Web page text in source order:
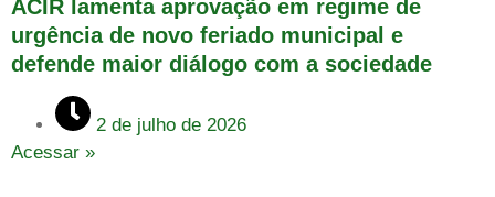
ACIR lamenta aprovação em regime de
urgência de novo feriado municipal e
defende maior diálogo com a sociedade
2 de julho de 2026
Acessar »